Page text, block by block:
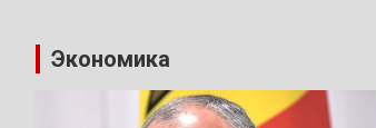
Экономика